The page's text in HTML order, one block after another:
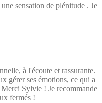
sensation de plénitude . Je
à l'écoute et rassurante.
gérer ses émotions, ce qui a
Merci Sylvie ! Je recommande
fermés !